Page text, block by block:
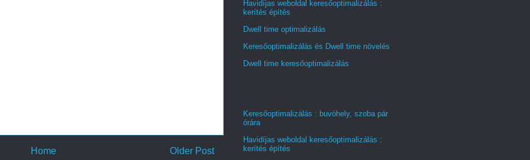
Older Post
Home
Havidíjas weboldal keresőoptimalizálás :
kerítés építés
Dwell time optimalizálás
Keresőoptimalizálás és Dwell time növelés
Dwell time keresőoptimalizálás
Keresőoptimalizálás : buvóhely, szoba pár
órára
Havidíjas weboldal keresőoptimalizálás :
kerítés építés